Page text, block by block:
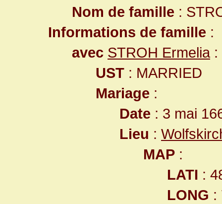
Nom de famille :
Informations de famille :
avec STROH Ermelia:
UST : MARRIED
Mariage :
Date : 3 mai
Lieu :
MAP :
LATI :
LONG :